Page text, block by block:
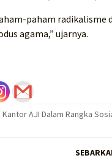
paham radikalisme
agama,” ujarnya.
AJI Dalam Rangka